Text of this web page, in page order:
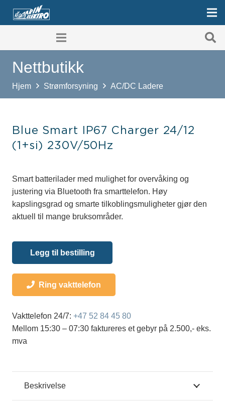
Nettbutikk
Hjem Strømforsyning AC/DC Ladere
Blue Smart IP67 Charger 24/12
(1+si) 230V/50Hz
Smart batterilader med mulighet for overvåking og
justering via Bluetooth fra smarttelefon. Høy
kapslingsgrad og smarte tilkoblingsmuligheter gjør den
aktuell til mange bruksområder.
Legg til bestilling
Ring vakttelefon
Vakttelefon 24/7: +47 52 84 45 80
Mellom 15:30 – 07:30 faktureres et gebyr på 2.500,- eks.
mva
Beskrivelse